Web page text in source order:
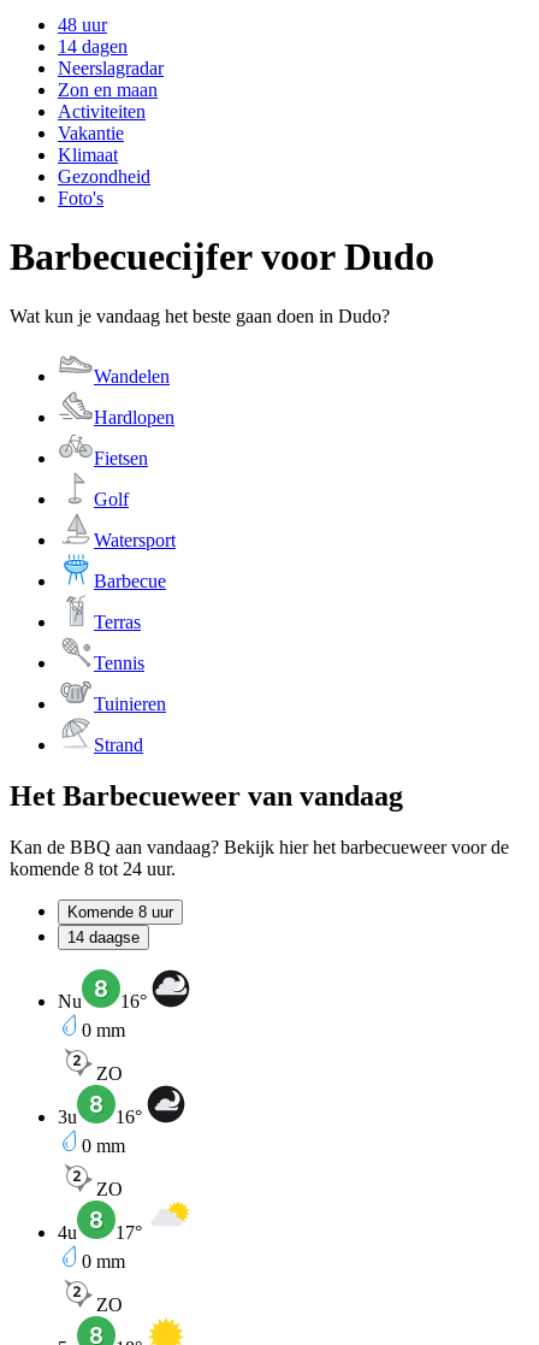
48 uur
14 dagen
Neerslagradar
Zon en maan
Activiteiten
Vakantie
Klimaat
Gezondheid
Foto's
Barbecuecijfer voor Dudo
Wat kun je vandaag het beste gaan doen in Dudo?
Wandelen
Hardlopen
Fietsen
Golf
Watersport
Barbecue
Terras
Tennis
Tuinieren
Strand
Het Barbecueweer van vandaag
Kan de BBQ aan vandaag? Bekijk hier het barbecueweer voor de
komende 8 tot 24 uur.
Komende 8 uur
14 daagse
Nu 16°
0 mm
ZO
3u 16°
0 mm
ZO
4u 17°
0 mm
ZO